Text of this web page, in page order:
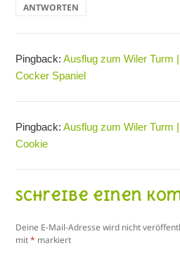
ANTWORTEN
Pingback:Ausflug zum Wiler Turm
Cocker Spaniel
Pingback:Ausflug zum Wiler Turm
Cookie
Schreibe einen
Deine E-Mail-Adresse wird nicht
mit* markiert